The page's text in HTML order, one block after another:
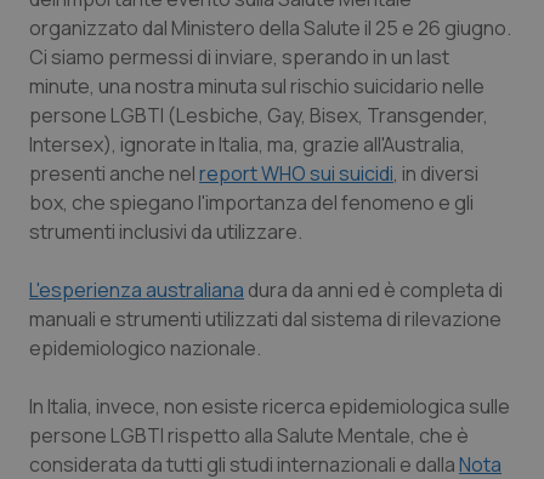
Lettere al direttore
Edizioni Regionali
QS Pro
Abruzzo
Calabria
QS Pro Gold
Asma & BPCO
organizzato dal Ministero della Salute il 25 e 26 giugno.
Ci siamo permessi di inviare, sperando in un last
minute, una nostra minuta sul rischio suicidario nelle
persone LGBTI (Lesbiche, Gay, Bisex, Transgender,
Intersex), ignorate in Italia, ma, grazie all'Australia,
presenti anche nelreport WHO sui suicidi, in diversi
box, che spiegano l'importanza del fenomeno e gli
strumenti inclusivi da utilizzare.
L'esperienza australiana dura da anni ed è completa di
manuali e strumenti utilizzati dal sistema di rilevazione
epidemiologico nazionale.
In Italia, invece, non esiste ricerca epidemiologica sulle
persone LGBTI rispetto alla Salute Mentale, che è
considerata da tutti gli studi internazionali e dallaNota